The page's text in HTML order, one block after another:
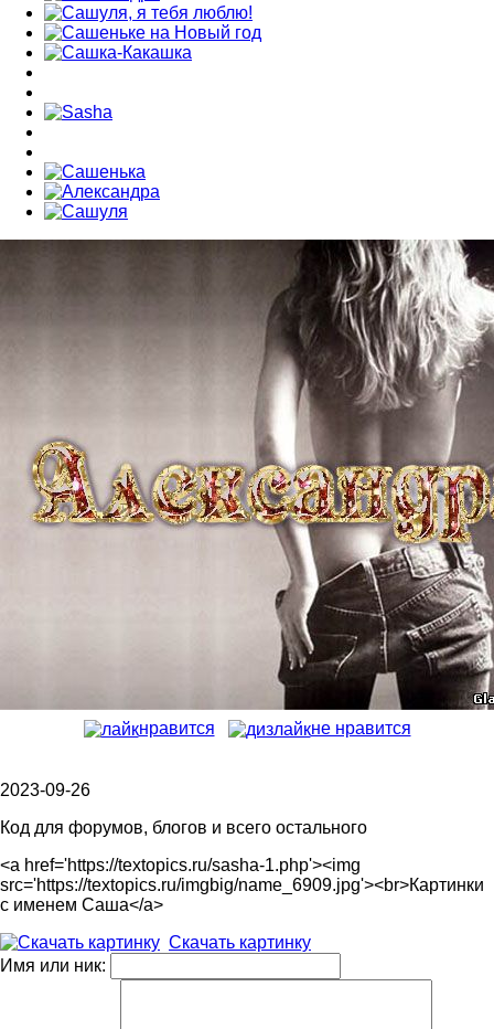
нравится не нравится
2023-09-26
Код для форумов, блогов и всего остального
<a href='https://textopics.ru/sasha-1.php'><img
src='https://textopics.ru/imgbig/name_6909.jpg'><br>Картинки
с именем Саша</a>
Скачать картинку
Имя или ник: